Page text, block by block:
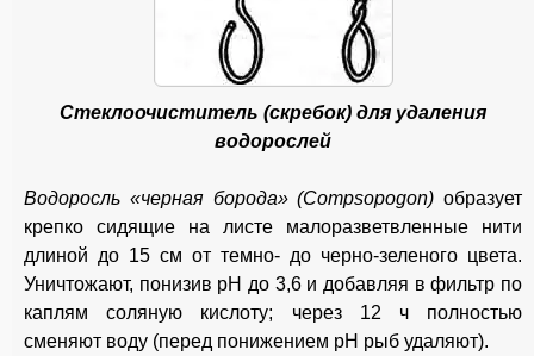
Стеклоочиститель (скребок) для удаления
водорослей
Водоросль «черная борода» (Compsopogon) образует
крепко сидящие на листе малоразветвленные нити
длиной до 15 см от темно- до черно-зеленого цвета.
Уничтожают, понизив рН до 3,6 и добавляя в фильтр по
каплям соляную кислоту; через 12 ч полностью
сменяют воду (перед понижением рН рыб удаляют).